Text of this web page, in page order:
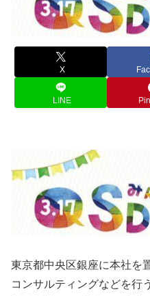
X
LINE
東京都中央区銀座に本社を
コンサルティングなどを行